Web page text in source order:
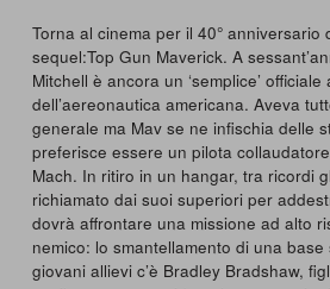
Torna al cinema per il 40° anniversario
sequel:Top Gun Maverick. A
Mitchell è ancora un ‘semplice’ officiale
dell’aereonautica americana. Aveva
generale ma Mav se ne infischia delle
preferisce essere un pilota
Mach. In ritiro in un hangar, tra ricordi
richiamato dai suoi superiori per
dovrà affrontare una missione ad alto
nemico: lo smantellamento di una
giovani allievi c’è Bradley Bradshaw,